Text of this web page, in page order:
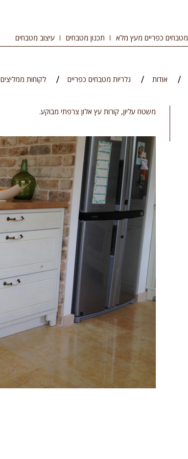
מטבחים כפריים מעץ מלא תכנון מטבחים עיצוב מטבחים
אודות גלריות מטבחים כפריים לקוחות ממליצים
משטח עליון, קורות עץ אלון צרפתי מבוקע.